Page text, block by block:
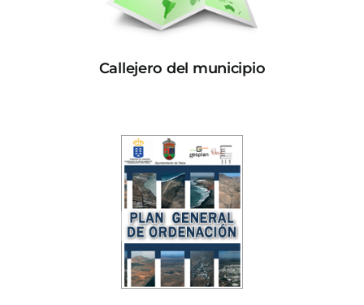
Callejero del municipio